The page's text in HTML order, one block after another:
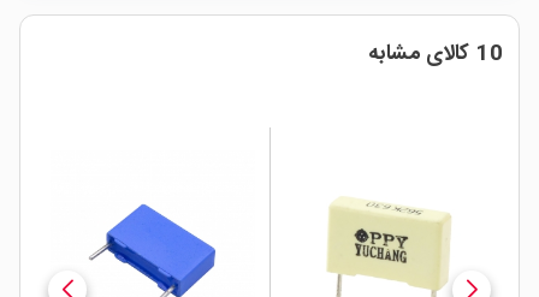
10 کالای مشابه